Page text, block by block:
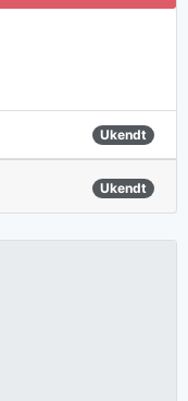
Ukendt
Ukendt